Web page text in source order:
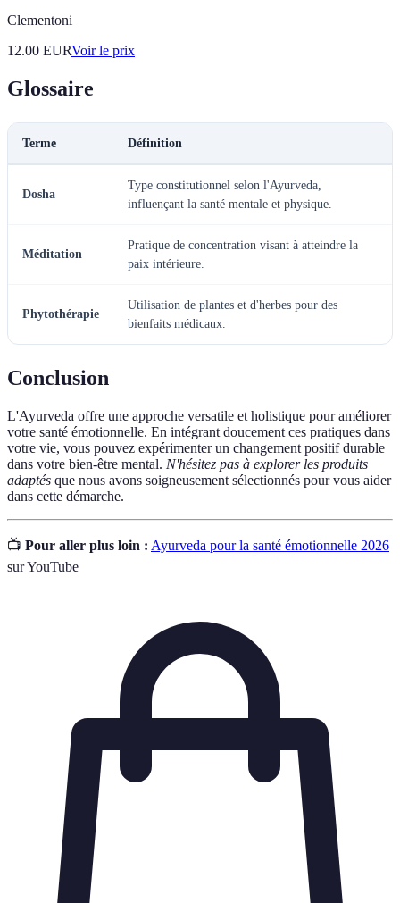
Clementoni
12.00 EURVoir le prix
Glossaire
Terme Définition
Dosha
Type constitutionnel selon l'Ayurveda,
influençant la santé mentale et physique.
Méditation
Pratique de concentration visant à atteindre la
paix intérieure.
Phytothérapie
Utilisation de plantes et d'herbes pour des
bienfaits médicaux.
Conclusion
L'Ayurveda offre une approche versatile et holistique pour améliorer
votre santé émotionnelle. En intégrant doucement ces pratiques dans
votre vie, vous pouvez expérimenter un changement positif durable
dans votre bien-être mental. N'hésitez pas à explorer les produits
adaptés que nous avons soigneusement sélectionnés pour vous aider
dans cette démarche.
📺 Pour aller plus loin : Ayurveda pour la santé émotionnelle 2026
sur YouTube